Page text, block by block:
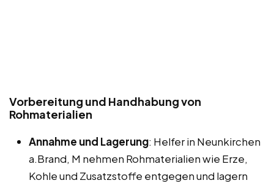
Vorbereitung und Handhabung von
Rohmaterialien
Annahme und Lagerung: Helfer in Neunkirchen
a.Brand, M nehmen Rohmaterialien wie Erze,
Kohle und Zusatzstoffe entgegen und lagern